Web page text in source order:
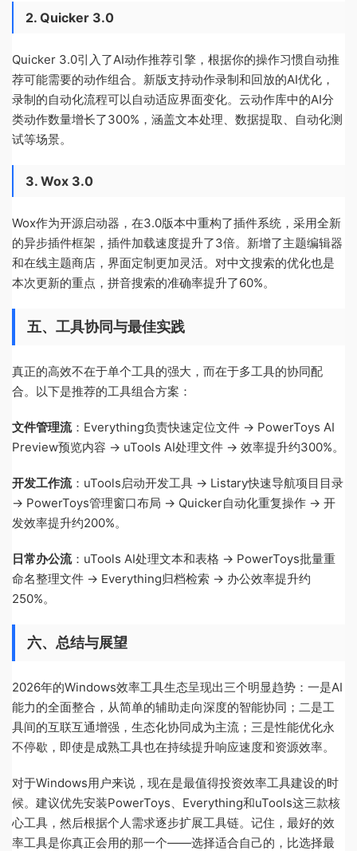
2. Quicker 3.0
Quicker 3.0引入了AI动作推荐引擎，根据你的操作习惯自动推
荐可能需要的动作组合。新版支持动作录制和回放的AI优化，
录制的自动化流程可以自动适应界面变化。云动作库中的AI分
类动作数量增长了300%，涵盖文本处理、数据提取、自动化测
试等场景。
3. Wox 3.0
Wox作为开源启动器，在3.0版本中重构了插件系统，采用全新
的异步插件框架，插件加载速度提升了3倍。新增了主题编辑器
和在线主题商店，界面定制更加灵活。对中文搜索的优化也是
本次更新的重点，拼音搜索的准确率提升了60%。
五、工具协同与最佳实践
真正的高效不在于单个工具的强大，而在于多工具的协同配
合。以下是推荐的工具组合方案：
文件管理流：Everything负责快速定位文件 -> PowerToys AI
Preview预览内容 -> uTools AI处理文件 -> 效率提升约300%。
开发工作流：uTools启动开发工具 -> Listary快速导航项目目录
-> PowerToys管理窗口布局 -> Quicker自动化重复操作 -> 开
发效率提升约200%。
日常办公流：uTools AI处理文本和表格 -> PowerToys批量重
命名整理文件 -> Everything归档检索 -> 办公效率提升约
250%。
六、总结与展望
2026年的Windows效率工具生态呈现出三个明显趋势：一是AI
能力的全面整合，从简单的辅助走向深度的智能协同；二是工
具间的互联互通增强，生态化协同成为主流；三是性能优化永
不停歇，即使是成熟工具也在持续提升响应速度和资源效率。
对于Windows用户来说，现在是最值得投资效率工具建设的时
候。建议优先安装PowerToys、Everything和uTools这三款核
心工具，然后根据个人需求逐步扩展工具链。记住，最好的效
率工具是你真正会用的那一个——选择适合自己的，比选择最